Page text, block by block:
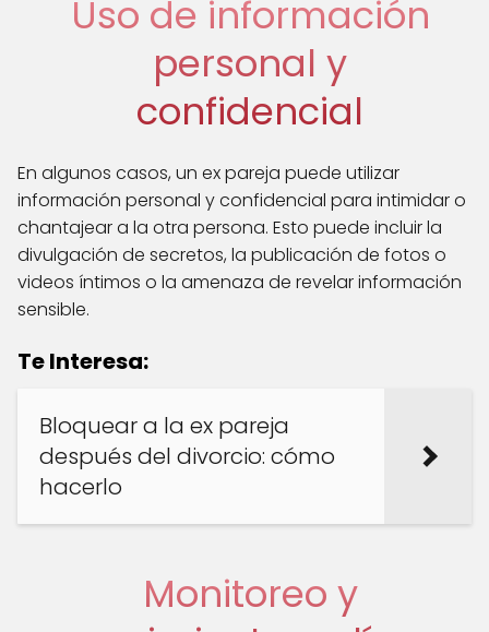
Uso de información
personal y
confidencial
En algunos casos, un ex pareja puede utilizar
información personal y confidencial para intimidar o
chantajear a la otra persona. Esto puede incluir la
divulgación de secretos, la publicación de fotos o
videos íntimos o la amenaza de revelar información
sensible.
Te Interesa:
Bloquear a la ex pareja
después del divorcio: cómo
hacerlo
Monitoreo y